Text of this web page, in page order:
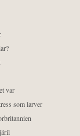
var
som larver